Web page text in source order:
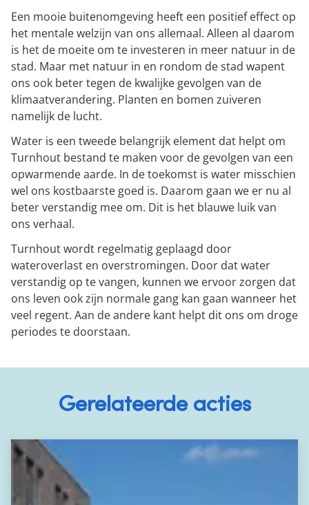
Een mooie buitenomgeving heeft een positief effect op
het mentale welzijn van ons allemaal. Alleen al daarom
is het de moeite om te investeren in meer natuur in de
stad. Maar met natuur in en rondom de stad wapent
ons ook beter tegen de kwalijke gevolgen van de
klimaatverandering. Planten en bomen zuiveren
namelijk de lucht.
Water is een tweede belangrijk element dat helpt om
Turnhout bestand te maken voor de gevolgen van een
opwarmende aarde. In de toekomst is water misschien
wel ons kostbaarste goed is. Daarom gaan we er nu al
beter verstandig mee om. Dit is het blauwe luik van
ons verhaal.
Turnhout wordt regelmatig geplaagd door
wateroverlast en overstromingen. Door dat water
verstandig op te vangen, kunnen we ervoor zorgen dat
ons leven ook zijn normale gang kan gaan wanneer het
veel regent. Aan de andere kant helpt dit ons om droge
periodes te doorstaan.
Gerelateerde acties